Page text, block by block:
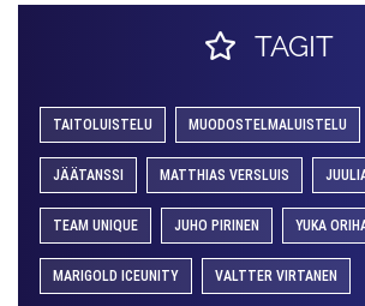
TAGIT
TAITOLUISTELU MUODOSTELMALUISTELU
JÄÄTANSSI MATTHIAS VERSLUIS
TEAM UNIQUE JUHO PIRINEN YUKA
MARIGOLD ICEUNITY VALTTER VIRTANEN